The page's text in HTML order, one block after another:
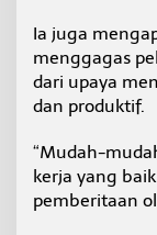
Ia juga
menggagas
dari upaya
dan produktif.
“Mudah-
kerja yang
pemberitaan